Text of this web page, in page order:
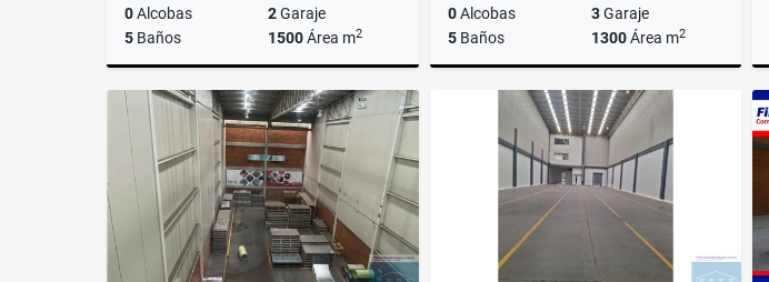
0Alcobas 2Garaje
5 Baños 1500Área m2
Venta
$4.700.000.000
0Alcobas 3Garaje
5Baños 1300Área m2